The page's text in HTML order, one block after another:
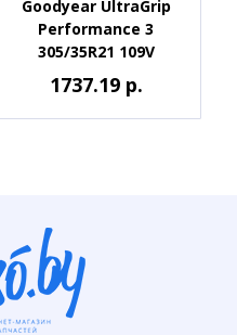
Goodyear UltraGrip
Performance 3
305/35R21 109V
1737.19 р.